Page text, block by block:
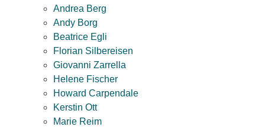
Andrea Berg
Andy Borg
Beatrice Egli
Florian Silbereisen
Giovanni Zarrella
Helene Fischer
Howard Carpendale
Kerstin Ott
Marie Reim